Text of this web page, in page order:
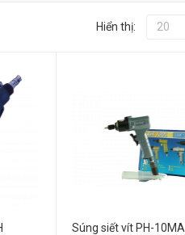
Hiển thị: 20
Súng siết vít PH-10MAL